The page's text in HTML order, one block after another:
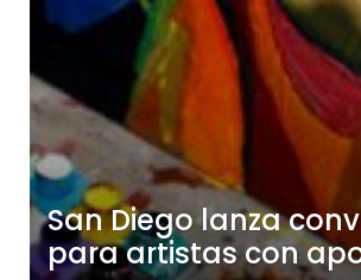
San Diego lanza
para artistas con